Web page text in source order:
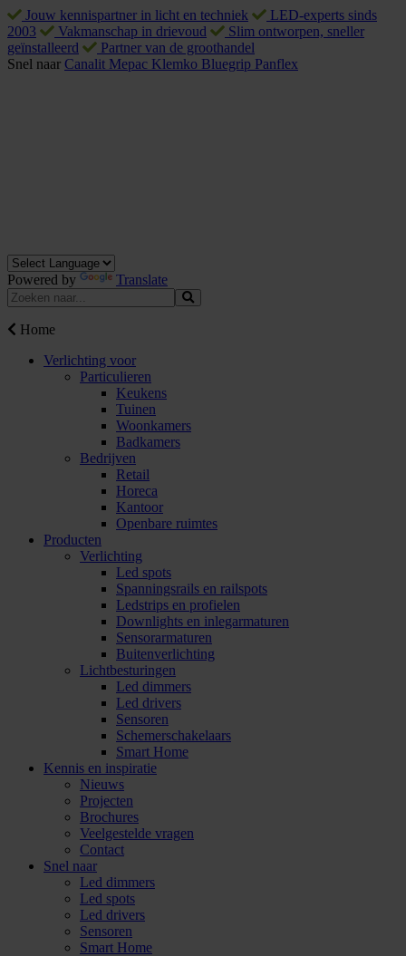
Jouw kennispartner in licht en techniek
LED-experts sinds
2003
Vakmanschap in drievoud
Slim ontworpen, sneller
geïnstalleerd
Partner van de groothandel
Snel naar Canalit Mepac Klemko Bluegrip Panflex
Powered by Translate
Home
Verlichting voor
Particulieren
Keukens
Tuinen
Woonkamers
Badkamers
Bedrijven
Retail
Horeca
Kantoor
Openbare ruimtes
Producten
Verlichting
Led spots
Spanningsrails en railspots
Ledstrips en profielen
Downlights en inlegarmaturen
Sensorarmaturen
Buitenverlichting
Lichtbesturingen
Led dimmers
Led drivers
Sensoren
Schemerschakelaars
Smart Home
Kennis en inspiratie
Nieuws
Projecten
Brochures
Veelgestelde vragen
Contact
Snel naar
Led dimmers
Led spots
Led drivers
Sensoren
Smart Home